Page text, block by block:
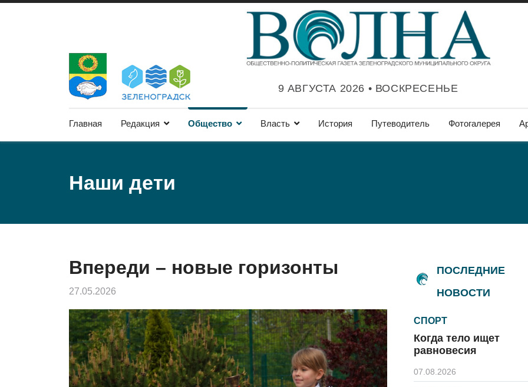
9 АВГУСТА 2026 • ВОСКРЕСЕНЬЕ
Главная Редакция Общество Власть История Путеводитель Фотогалерея
Наши дети
Впереди – новые горизонты
27.05.2026
ПОСЛЕДНИЕ
НОВОСТИ
СПОРТ
Когда тело ищет
равновесия
07.08.2026